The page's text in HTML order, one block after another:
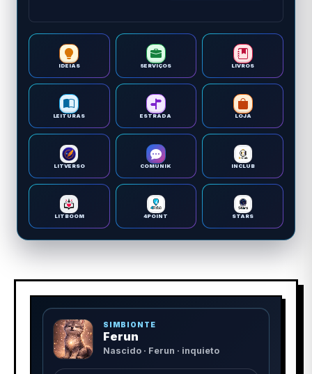
IDEIAS SERVIÇOS LIVROS
LEITURAS ESTRADA LOJA
LITVERSO COMUNIK INCLUB
LITBOOM 4POINT STARS
SIMBIONTE
Ferun
Nascido · Ferun · inquieto